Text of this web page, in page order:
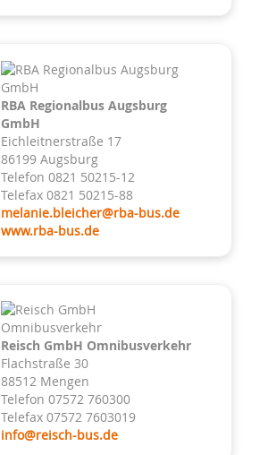
RBA Regionalbus Augsburg
GmbH
Eichleitnerstraße 17
86199 Augsburg
Telefon 0821 50215-12
Telefax 0821 50215-88
melanie.bleicher@rba-bus.de
www.rba-bus.de
Reisch GmbH Omnibusverkehr
Flachstraße 30
88512 Mengen
Telefon 07572 760300
Telefax 07572 7603019
info@reisch-bus.de